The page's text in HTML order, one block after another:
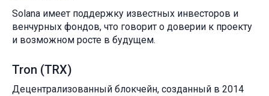
Solana имеет поддержку известных инвесторов и
венчурных фондов, что говорит о доверии к проекту
и возможном росте в будущем.
Tron (TRX)
Децентрализованный блокчейн, созданный в 2014